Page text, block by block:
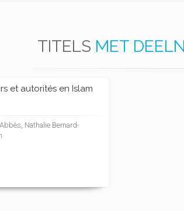
TITELS MET
et autorités en Islam
Nathalie Bernard-